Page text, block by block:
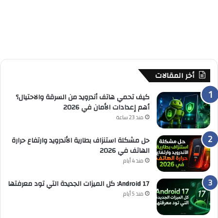
أخر المقالات
كيف تحمي هاتف أندرويد من السرقة والاحتيال؟
أهم إعدادات الأمان في 2026
منذ 23 ساعة
حل مشكلة استنزاف بطارية الأندرويد وارتفاع حرارة
الهاتف في 2026
منذ 4 أيام
Android 17: كل الميزات الجديدة التي تود معرفتها
منذ 5 أيام